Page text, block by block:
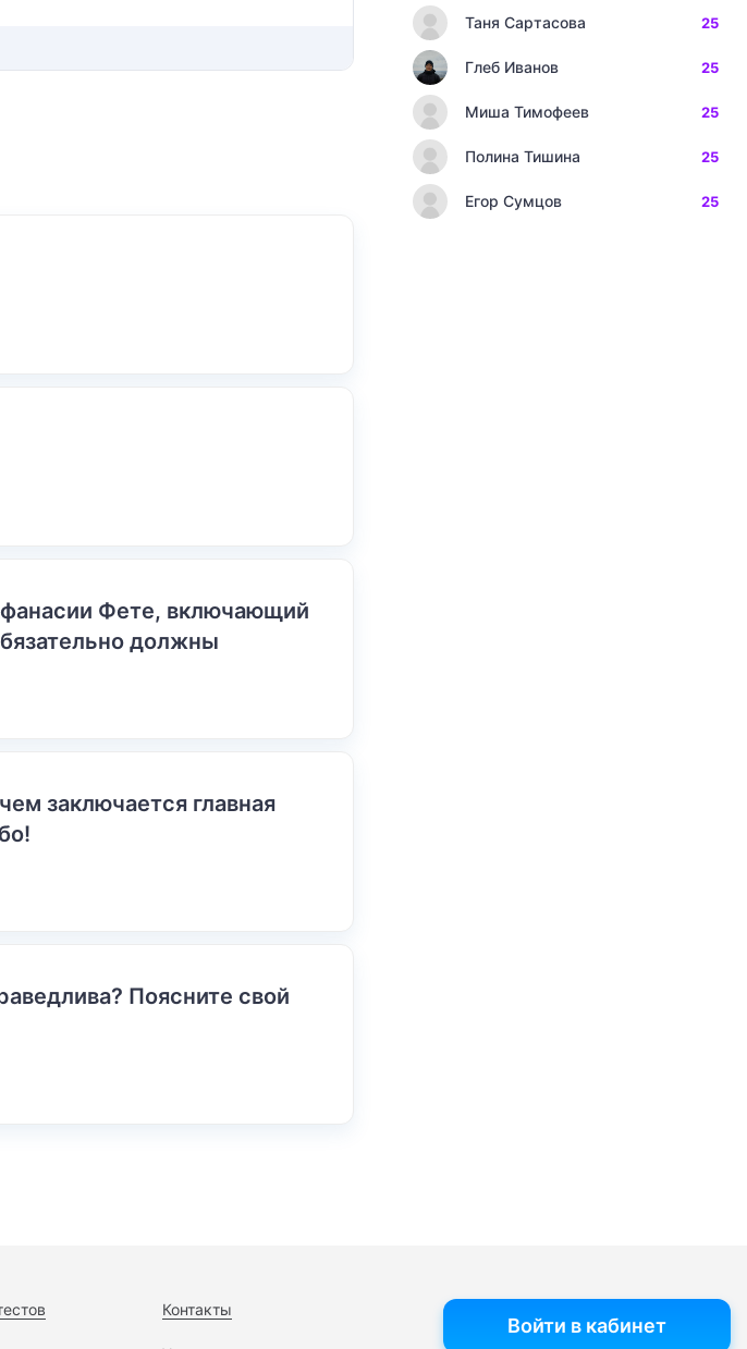
Фете, включающий
должны
заключается главная
Поясните свой
Таня Сартасова 25
Глеб Иванов 25
Миша Тимофеев 25
Полина Тишина 25
Егор Сумцов 25
Контакты
Войти в кабинет